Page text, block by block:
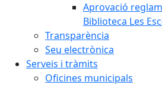
Aprovació
Biblioteca Les
Transparència
Seu electrònica
Serveis i tràmits
Oficines municipals